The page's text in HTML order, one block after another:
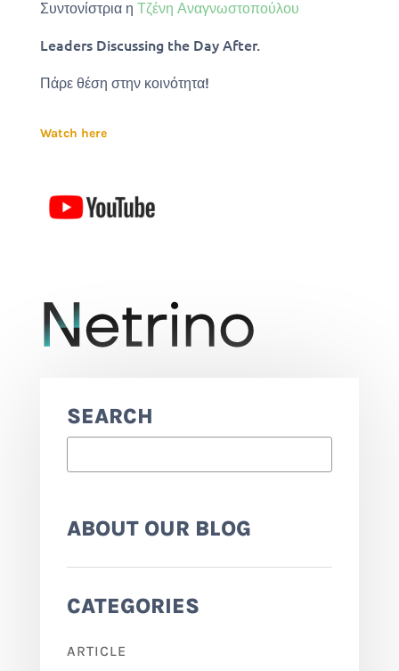
Συντονίστρια η Τζένη Αναγνωστοπούλου
Leaders Discussing the Day After.
Πάρε θέση στην κοινότητα!
Watch here
SEARCH
ABOUT OUR BLOG
CATEGORIES
ARTICLE